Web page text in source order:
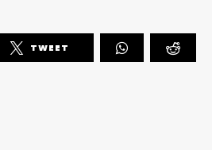
TWEET